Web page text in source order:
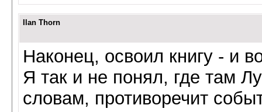
Ilan Thorn
Наконец, освоил книгу - и
Я так и не понял, где там
словам, противоречит